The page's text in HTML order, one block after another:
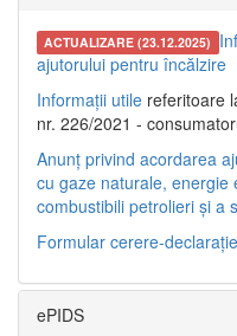
ACTUALIZARE (23.12.2025)
ajutorului pentru încălzire
Informații utile referitoare
nr. 226/2021 -
Anunț privind acordarea
cu gaze naturale, energie
combustibili petrolieri și a
Formular cerere-
ePIDS